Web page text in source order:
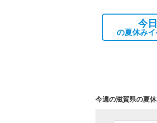
今日
の夏休みイ
今週の滋賀県の夏